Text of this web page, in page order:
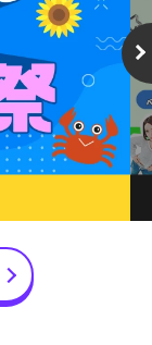
る場合があり
、初めて通信
をご確認くだ
した場合、
LINEMOベ
くるキャン
ーン」の割
満たした場
で
ン」の割引
。
条件を満
月の前月
ーン」の割